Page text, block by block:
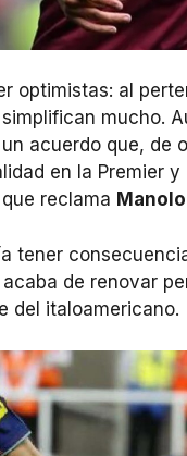
optimistas: al
mucho.
acuerdo que, de
en la Premier
reclama Manolo
tener
acaba de renovar
del italoamericano.